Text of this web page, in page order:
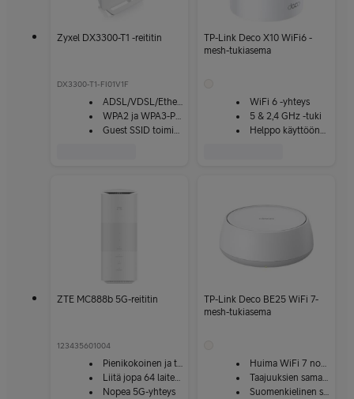
Zyxel DX3300-T1 -reititin
DX3300-T1-FI01V1F
ADSL/VDSL/Ethernet
WPA2 ja WPA3-PSK -suojaus
Guest SSID toiminto
TP-Link Deco X10 WiFi6 -
mesh-tukiasema
WiFi 6 -yhteys
5 & 2,4 GHz -tuki
Helppo käyttöönotto
ZTE MC888b 5G-reititin
123435601004
Pienikokoinen ja tehokas
Liitä jopa 64 laitetta
Nopea 5G-yhteys
TP-Link Deco BE25 WiFi 7-
mesh-tukiasema
Huima WiFi 7 nopeus
Taajuuksien samanaikainen käyttö
Suomenkielinen sovellus